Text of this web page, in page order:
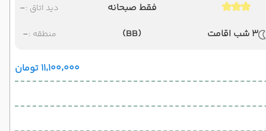
3 شب اقامت
فقط صبحانه
(BB)
دید اتاق :-
منطقه :-
۱۱٬۱۰۰٬۰۰۰ تومان